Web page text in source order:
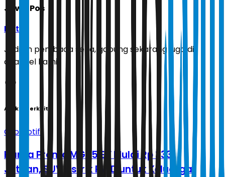
Jawa Pos
Ikuti
Jadilah pembaca setia, gabung sekarang juga di
channel kami!
Artikel Terkait
Otomotif
Harga Promo MGS5 EV Mulai Rp 333
Jutaan, SUV Listrik RWD untuk Keluarga